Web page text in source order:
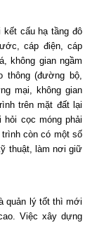
kết cấu hạ tầng đô
cáp điện, cáp
không gian ngầm
thông (đường bộ,
mại, không gian
trên mặt đất lại
cọc móng phải
còn có một số
thuật, làm nơi giữ
quản lý tốt thì mới
Việc xây dựng